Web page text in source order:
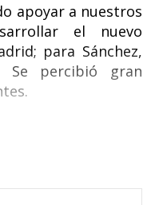
apoyar a nuestros
el nuevo
para Sánchez,
Se percibió gran